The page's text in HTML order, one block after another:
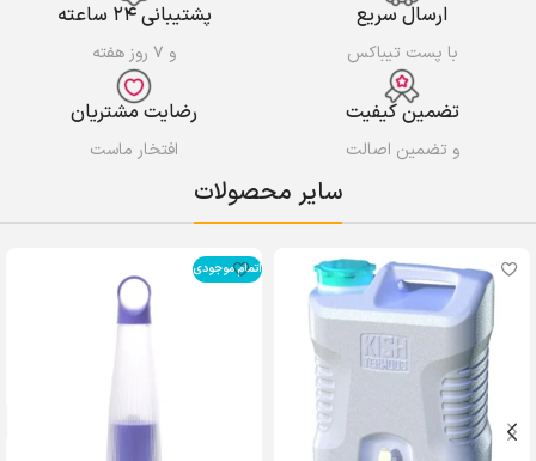
ارسال سریع
با پست تیباکس
پشتیبانی ۲۴ ساعته
و ۷ روز هفته
تضمین کیفیت
و تضمین اصالت
رضایت مشتریان
افتخار ماست
سایر محصولات
اتمام موجودی